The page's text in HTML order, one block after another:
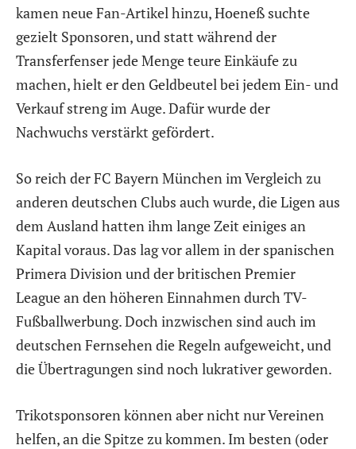
kamen neue Fan-Artikel hinzu, Hoeneß suchte
gezielt Sponsoren, und statt während der
Transferfenser jede Menge teure Einkäufe zu
machen, hielt er den Geldbeutel bei jedem Ein- und
Verkauf streng im Auge. Dafür wurde der
Nachwuchs verstärkt gefördert.
So reich der FC Bayern München im Vergleich zu
anderen deutschen Clubs auch wurde, die Ligen aus
dem Ausland hatten ihm lange Zeit einiges an
Kapital voraus. Das lag vor allem in der spanischen
Primera Division und der britischen Premier
League an den höheren Einnahmen durch TV-
Fußballwerbung. Doch inzwischen sind auch im
deutschen Fernsehen die Regeln aufgeweicht, und
die Übertragungen sind noch lukrativer geworden.
Trikotsponsoren können aber nicht nur Vereinen
helfen, an die Spitze zu kommen. Im besten (oder